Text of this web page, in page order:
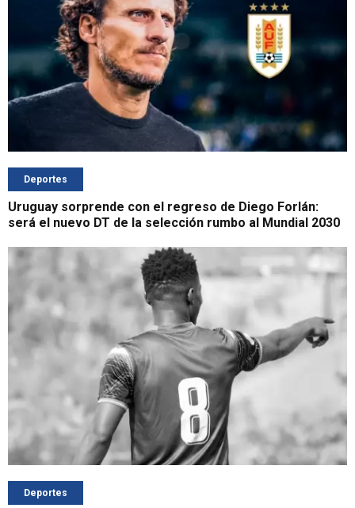
Deportes
Uruguay sorprende con el regreso de Diego Forlán:
será el nuevo DT de la selección rumbo al Mundial 2030
Deportes